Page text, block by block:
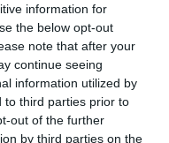
information for
the below opt-out
note that after your
continue seeing
information utilized by
to third parties prior to
out of the further
by third parties on the